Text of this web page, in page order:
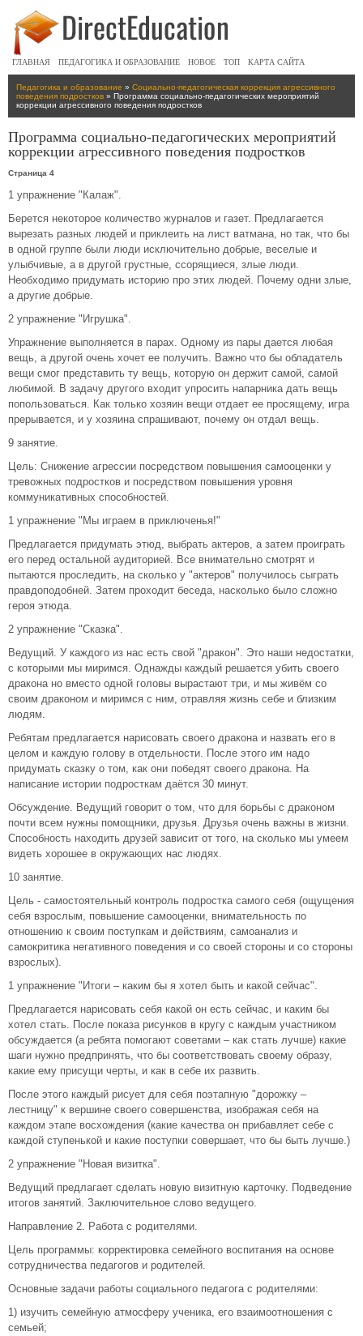
ГЛАВНАЯ ПЕДАГОГИКА И ОБРАЗОВАНИЕ НОВОЕ ТОП КАРТА САЙТА
Педагогика и образование » Социально-педагогическая коррекция агрессивного
поведения подростков » Программа социально-педагогических мероприятий
коррекции агрессивного поведения подростков
Программа социально-педагогических мероприятий
коррекции агрессивного поведения подростков
Страница 4
1 упражнение "Калаж".
Берется некоторое количество журналов и газет. Предлагается
вырезать разных людей и приклеить на лист ватмана, но так, что бы
в одной группе были люди исключительно добрые, веселые и
улыбчивые, а в другой грустные, ссорящиеся, злые люди.
Необходимо придумать историю про этих людей. Почему одни злые,
а другие добрые.
2 упражнение "Игрушка".
Упражнение выполняется в парах. Одному из пары дается любая
вещь, а другой очень хочет ее получить. Важно что бы обладатель
вещи смог представить ту вещь, которую он держит самой, самой
любимой. В задачу другого входит упросить напарника дать вещь
попользоваться. Как только хозяин вещи отдает ее просящему, игра
прерывается, и у хозяина спрашивают, почему он отдал вещь.
9 занятие.
Цель: Снижение агрессии посредством повышения самооценки у
тревожных подростков и посредством повышения уровня
коммуникативных способностей.
1 упражнение "Мы играем в приключенья!"
Предлагается придумать этюд, выбрать актеров, а затем проиграть
его перед остальной аудиторией. Все внимательно смотрят и
пытаются проследить, на сколько у "актеров" получилось сыграть
правдоподобней. Затем проходит беседа, насколько было сложно
героя этюда.
2 упражнение "Сказка".
Ведущий. У каждого из нас есть свой "дракон". Это наши недостатки,
с которыми мы миримся. Однажды каждый решается убить своего
дракона но вместо одной головы вырастают три, и мы живём со
своим драконом и миримся с ним, отравляя жизнь себе и близким
людям.
Ребятам предлагается нарисовать своего дракона и назвать его в
целом и каждую голову в отдельности. После этого им надо
придумать сказку о том, как они победят своего дракона. На
написание истории подросткам даётся 30 минут.
Обсуждение. Ведущий говорит о том, что для борьбы с драконом
почти всем нужны помощники, друзья. Друзья очень важны в жизни.
Способность находить друзей зависит от того, на сколько мы умеем
видеть хорошее в окружающих нас людях.
10 занятие.
Цель - самостоятельный контроль подростка самого себя (ощущения
себя взрослым, повышение самооценки, внимательность по
отношению к своим поступкам и действиям, самоанализ и
самокритика негативного поведения и со своей стороны и со стороны
взрослых).
1 упражнение "Итоги – каким бы я хотел быть и какой сейчас".
Предлагается нарисовать себя какой он есть сейчас, и каким бы
хотел стать. После показа рисунков в кругу с каждым участником
обсуждается (а ребята помогают советами – как стать лучше) какие
шаги нужно предпринять, что бы соответствовать своему образу,
какие ему присущи черты, и как в себе их развить.
После этого каждый рисует для себя поэтапную "дорожку –
лестницу" к вершине своего совершенства, изображая себя на
каждом этапе восхождения (какие качества он прибавляет себе с
каждой ступенькой и какие поступки совершает, что бы быть лучше.)
2 упражнение "Новая визитка".
Ведущий предлагает сделать новую визитную карточку. Подведение
итогов занятий. Заключительное слово ведущего.
Направление 2. Работа с родителями.
Цель программы: корректировка семейного воспитания на основе
сотрудничества педагогов и родителей.
Основные задачи работы социального педагога с родителями:
1) изучить семейную атмосферу ученика, его взаимоотношения с
семьей;